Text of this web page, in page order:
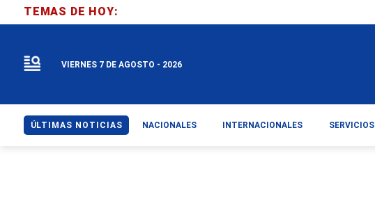
TEMAS DE HOY:
VIERNES 7 DE AGOSTO - 2026
ÚLTIMAS NOTICIAS NACIONALES INTERNACIONALES SERVICIOS